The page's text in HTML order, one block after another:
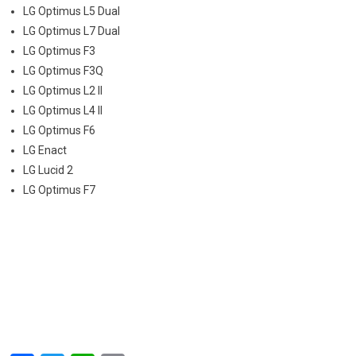
LG Optimus L5 Dual
LG Optimus L7 Dual
LG Optimus F3
LG Optimus F3Q
LG Optimus L2 II
LG Optimus L4 II
LG Optimus F6
LG Enact
LG Lucid 2
LG Optimus F7